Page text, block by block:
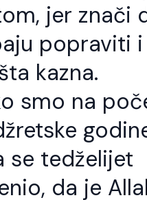
jer znači
popraviti
kazna.
smo na
se tedželijet
da je